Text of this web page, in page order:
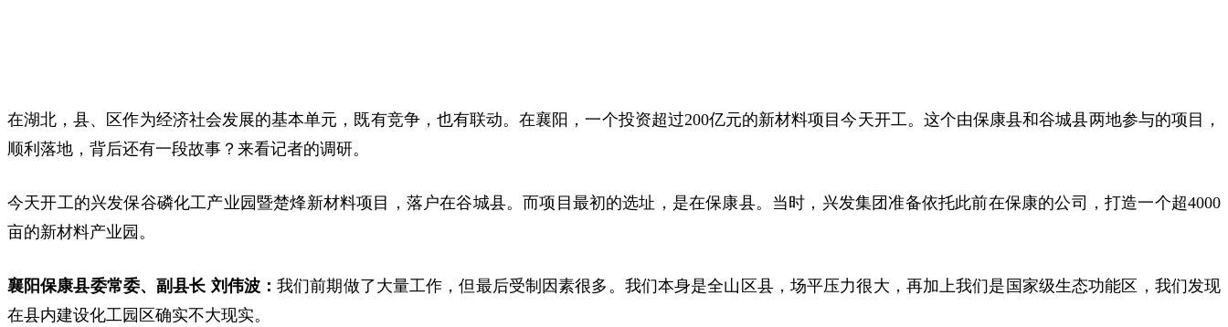
在湖北，县、区作为经济社会发展的基本单元，既有竞争，也有联动。在襄阳，一个投资超过200亿元的新材料项目今天开工。这个由保康县和谷城县两地参与的项目，
顺利落地，背后还有一段故事？来看记者的调研。
今天开工的兴发保谷磷化工产业园暨楚烽新材料项目，落户在谷城县。而项目最初的选址，是在保康县。当时，兴发集团准备依托此前在保康的公司，打造一个超4000
亩的新材料产业园。
襄阳保康县委常委、副县长 刘伟波：我们前期做了大量工作，但最后受制因素很多。 我们本身是全山区县，场平压力很大， 再加上我们是国家级生态功能区， 我们发现
在县内建设化工园区确实不大现实。